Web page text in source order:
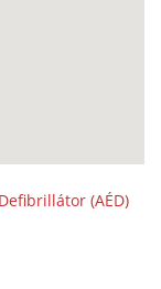
(AÉD)